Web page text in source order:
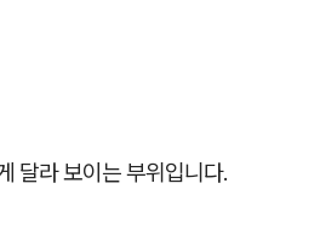
달라 보이는 부위입니다.